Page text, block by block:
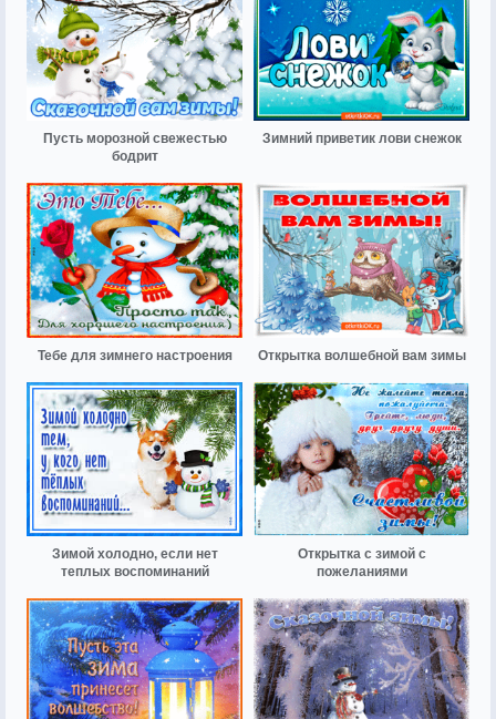
Пусть морозной свежестью
бодрит
Зимний приветик лови снежок
Тебе для зимнего настроения Открытка волшебной вам зимы
Зимой холодно, если нет
теплых воспоминаний
Открытка с зимой с
пожеланиями